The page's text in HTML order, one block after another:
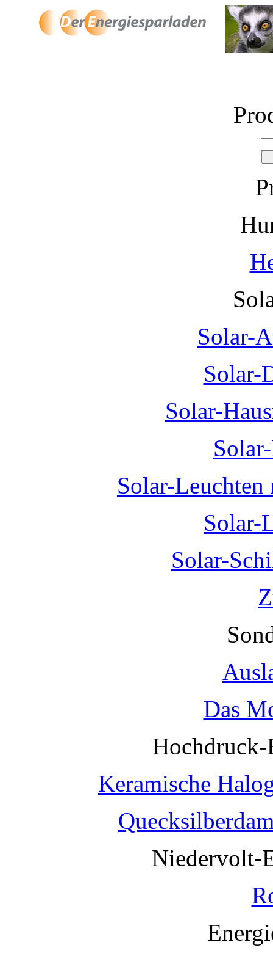
Solar-
Solar-
Solar-
Solar-Leuchten
Solar-
Solar-
Das
Hochdruck-
Keramische
Niedervolt-